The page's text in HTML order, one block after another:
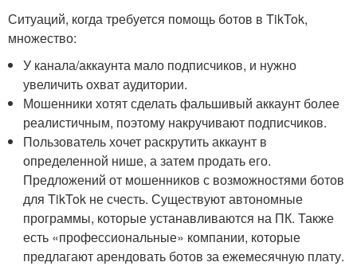
Ситуаций, когда требуется помощь ботов в TikTok,
множество:
У канала/аккаунта мало подписчиков, и нужно
увеличить охват аудитории.
Мошенники хотят сделать фальшивый аккаунт более
реалистичным, поэтому накручивают подписчиков.
Пользователь хочет раскрутить аккаунт в
определенной нише, а затем продать его.
Предложений от мошенников с возможностями ботов
для TikTok не счесть. Существуют автономные
программы, которые устанавливаются на ПК. Также
есть «профессиональные» компании, которые
предлагают арендовать ботов за ежемесячную плату.